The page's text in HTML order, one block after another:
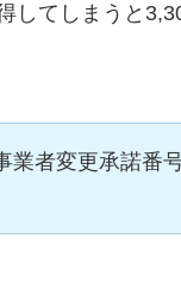
してしまうと
者変更承諾番